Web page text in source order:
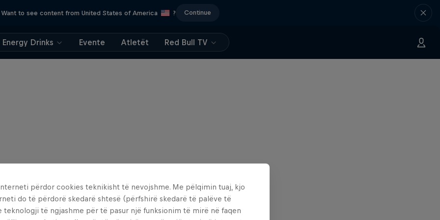
Want to see content from United States of America ? Continue
Energy Drinks Evente Atletët Red Bull TV
përdor cookies teknikisht të nevojshme. Me pëlqimin tuaj, kjo
do të përdorë skedarë shtesë (përfshirë skedarë të palëve të
teknologji të ngjashme për të pasur një funksionim të mirë në faqen